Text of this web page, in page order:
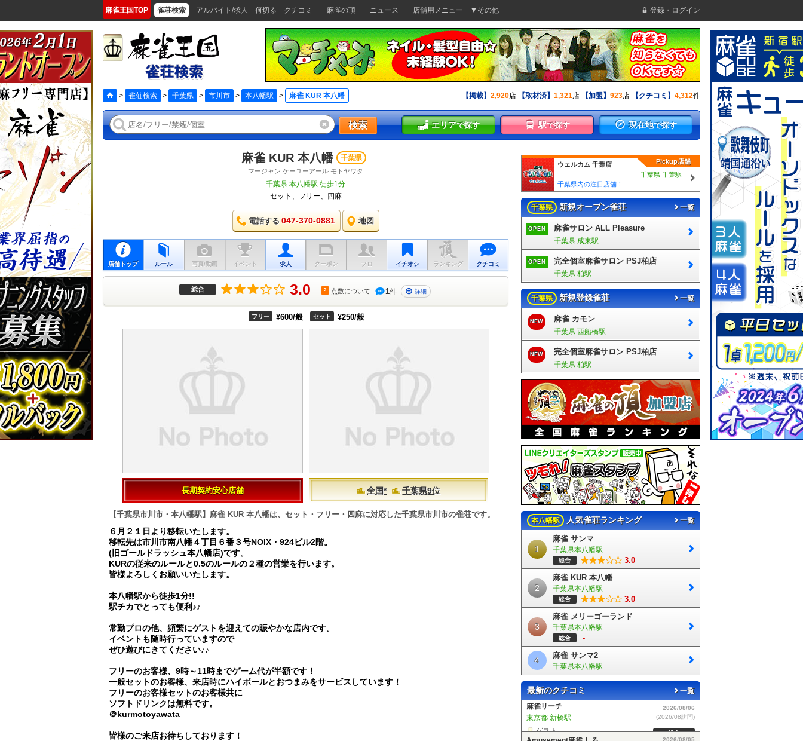
麻雀王国TOP 雀荘検索 アルバイト/求人 何切る クチコミ 麻雀の頂 ニュース 店舗用メニュー ▼その他 登録・ログイン
> 雀荘検索 > 千葉県 > 市川市 > 本八幡駅 > 麻雀 KUR 本八幡 【掲載】 2,920店 【取材済】 1,321店 【加盟】 923店 【クチコミ】 4,312件
検索 エリアで探す 駅で探す 現在地で探す
麻雀 KUR 本八幡 千葉県
マージャン ケーユーアール モトヤワタ
千葉県 本八幡駅 徒歩1分
セット、フリー、四麻
電話する 047-370-0881 地図
店舗トップ ルール 写真/動画 イベント 求人 クーポン プロ イチオシ ランキング クチコミ
総合 3.0 ? 点数について 1件 詳細
フリー ¥600/般 セット ¥250/般
長期契約安心店舗 全国* 千葉県9位
【千葉県市川市・本八幡駅】麻雀 KUR 本八幡は、セット・フリー・四麻に対応した千葉県市川市の雀荘です。
６月２１日より移転いたします。
移転先は市川市南八幡４丁目６番３号NOIX・924ビル2階。
(旧ゴールドラッシュ本八幡店)です。
KURの従来のルールと0.5のルールの２種の営業を行います。
皆様よろしくお願いいたします。
本八幡駅から徒歩1分!!
駅チカでとっても便利♪♪
常勤プロの他、頻繁にゲストを迎えての賑やかな店内です。
イベントも随時行っていますので
ぜひ遊びにきてください♪♪
フリーのお客様、9時～11時までゲーム代が半額です！
一般セットのお客様、来店時にハイボールとおつまみをサービスしています！
フリーのお客様セットのお客様共に
ソフトドリンクは無料です。
＠kurmotoyawata
皆様のご来店お待ちしております！
Pickup店舗
ウェルカム 千葉店
千葉県 千葉駅
千葉県内の注目店舗！
千葉県 新規オープン雀荘 一覧
OPEN 麻雀サロン ALL Pleasure
千葉県 成東駅
OPEN 完全個室麻雀サロン PSJ柏店
千葉県 柏駅
千葉県 新規登録雀荘 一覧
NEW 麻雀 カモン
千葉県 西船橋駅
NEW 完全個室麻雀サロン PSJ柏店
千葉県 柏駅
本八幡駅 人気雀荘ランキング 一覧
1
麻雀 サンマ
千葉県本八幡駅
総合 3.0
2
麻雀 KUR 本八幡
千葉県本八幡駅
総合 3.0
3
麻雀 メリーゴーランド
千葉県本八幡駅
総合 -
4
麻雀 サンマ2
千葉県本八幡駅
最新のクチコミ 一覧
Amusement麻雀 しろ
北海道 西１１丁目駅
ゲスト
2026/08/05
(2026/08訪問)
総合